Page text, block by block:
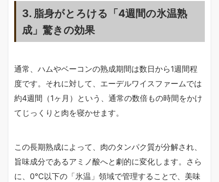
3. 脂身がとろける「4週間の氷温熟
成」驚きの効果
通常、ハムやベーコンの熟成期間は数日から1週間程
度です。それに対して、エーデルワイスファームでは
約4週間（1ヶ月）という、通常の数倍もの時間をかけ
てじっくりと肉を寝かせます。
この長期熟成によって、肉のタンパク質が分解され、
旨味成分であるアミノ酸へと劇的に変化します。さら
に、0℃以下の「氷温」領域で管理することで、美味